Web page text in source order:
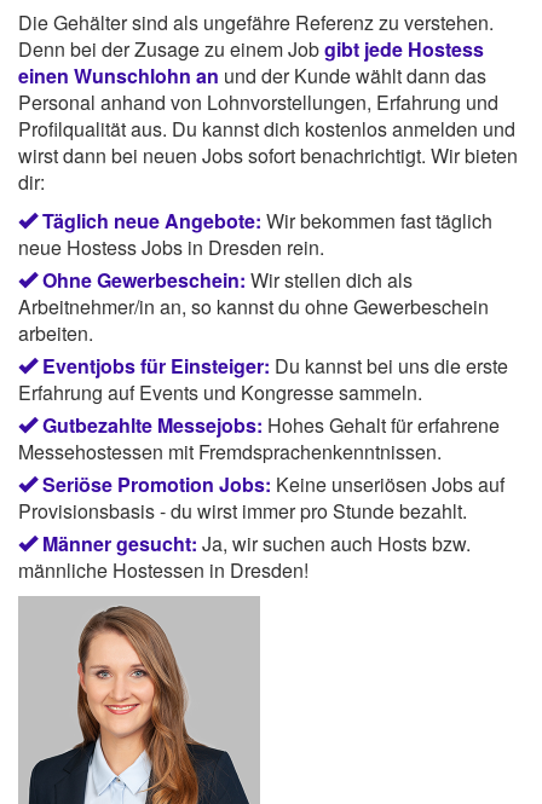
Die Gehälter sind als ungefähre Referenz zu verstehen.
Denn bei der Zusage zu einem Jobgibt jede Hostess
einen Wunschlohn an und der Kunde wählt dann das
Personal anhand von Lohnvorstellungen, Erfahrung und
Profilqualität aus. Du kannst dich kostenlos anmelden und
wirst dann bei neuen Jobs sofort benachrichtigt. Wir bieten
dir:
Täglich neue Angebote: Wir bekommen fast täglich
neue Hostess Jobs in Dresden rein.
Ohne Gewerbeschein: Wir stellen dich als
Arbeitnehmer/in an, so kannst du ohne Gewerbeschein
arbeiten.
Eventjobs für Einsteiger: Du kannst bei uns die erste
Erfahrung auf Events und Kongresse sammeln.
Gutbezahlte Messejobs: Hohes Gehalt für erfahrene
Messehostessen mit Fremdsprachenkenntnissen.
Seriöse Promotion Jobs: Keine unseriösen Jobs auf
Provisionsbasis - du wirst immer pro Stunde bezahlt.
Männer gesucht: Ja, wir suchen auch Hosts bzw.
männliche Hostessen in Dresden!